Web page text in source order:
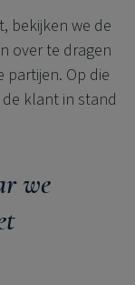
bekijken we de
over te dragen
partijen. Op die
klant in stand
we